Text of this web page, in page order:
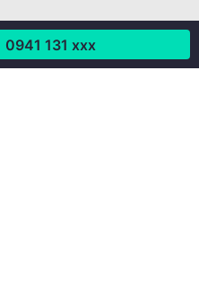
0941 131 xxx